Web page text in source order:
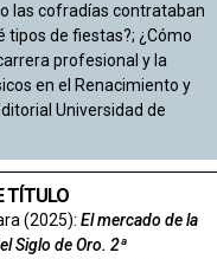
las cofradías contrataban
tipos de fiestas?; ¿Cómo
profesional y la
en el Renacimiento y
Universidad de
TÍTULO
(2025): El mercado de la
Siglo de Oro. 2ª